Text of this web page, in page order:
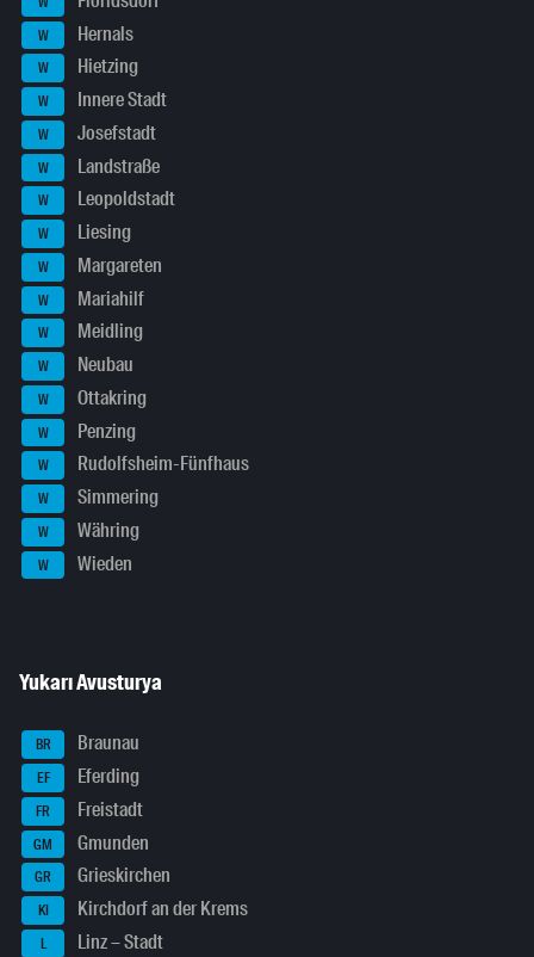
W Hernals
W Hietzing
W Innere Stadt
W Josefstadt
W Landstraße
W Leopoldstadt
W Liesing
W Margareten
W Mariahilf
W Meidling
W Neubau
W Ottakring
W Penzing
W Rudolfsheim-Fünfhaus
W Simmering
W Währing
W Wieden
Yukarı Avusturya
BR Braunau
EF Eferding
FR Freistadt
GM Gmunden
GR Grieskirchen
KI Kirchdorf an der Krems
L Linz – Stadt